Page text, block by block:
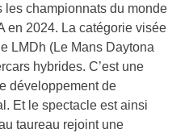
les championnats du monde
en 2024. La catégorie visée
LMDh (Le Mans Daytona
hybrides. C’est une
développement de
Et le spectacle est ainsi
taureau rejoint une